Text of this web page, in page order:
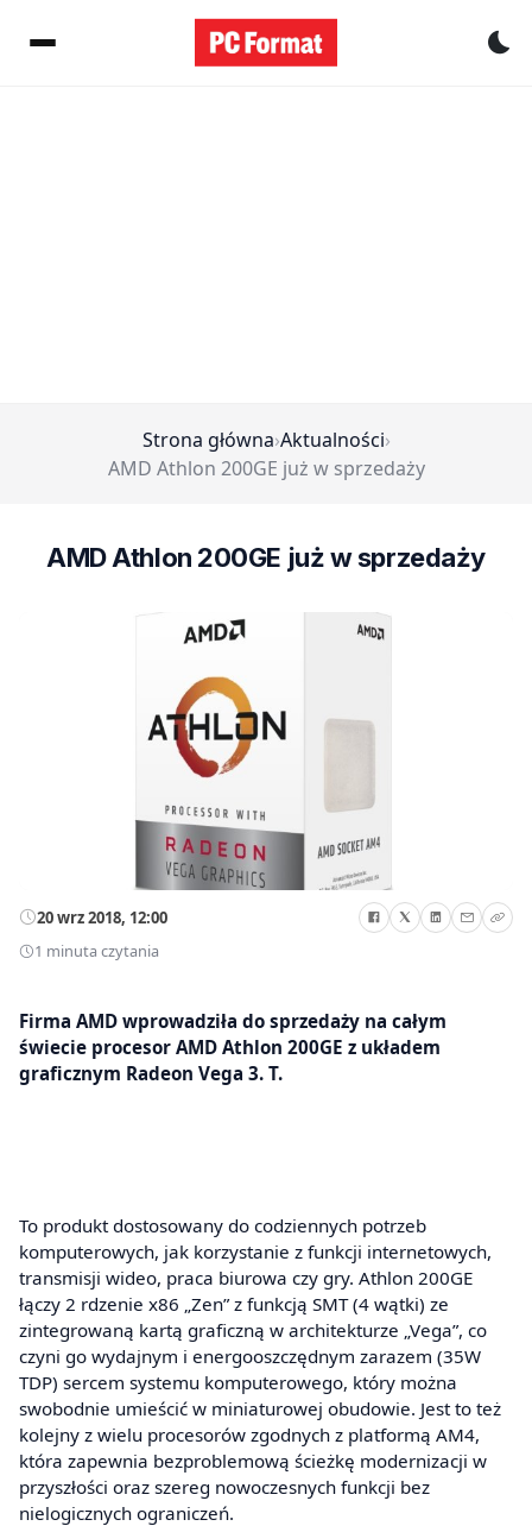
Strona główna›Aktualności›
AMD Athlon 200GE już w sprzedaży
AMD Athlon 200GE już w sprzedaży
20 wrz 2018, 12:00
1 minuta czytania
Firma AMD wprowadziła do sprzedaży na całym
świecie procesor AMD Athlon 200GE z układem
graficznym Radeon Vega 3. T.
To produkt dostosowany do codziennych potrzeb
komputerowych, jak korzystanie z funkcji internetowych,
transmisji wideo, praca biurowa czy gry. Athlon 200GE
łączy 2 rdzenie x86 „Zen” z funkcją SMT (4 wątki) ze
zintegrowaną kartą graficzną w architekturze „Vega”, co
czyni go wydajnym i energooszczędnym zarazem (35W
TDP) sercem systemu komputerowego, który można
swobodnie umieścić w miniaturowej obudowie. Jest to też
kolejny z wielu procesorów zgodnych z platformą AM4,
która zapewnia bezproblemową ścieżkę modernizacji w
przyszłości oraz szereg nowoczesnych funkcji bez
nielogicznych ograniczeń.